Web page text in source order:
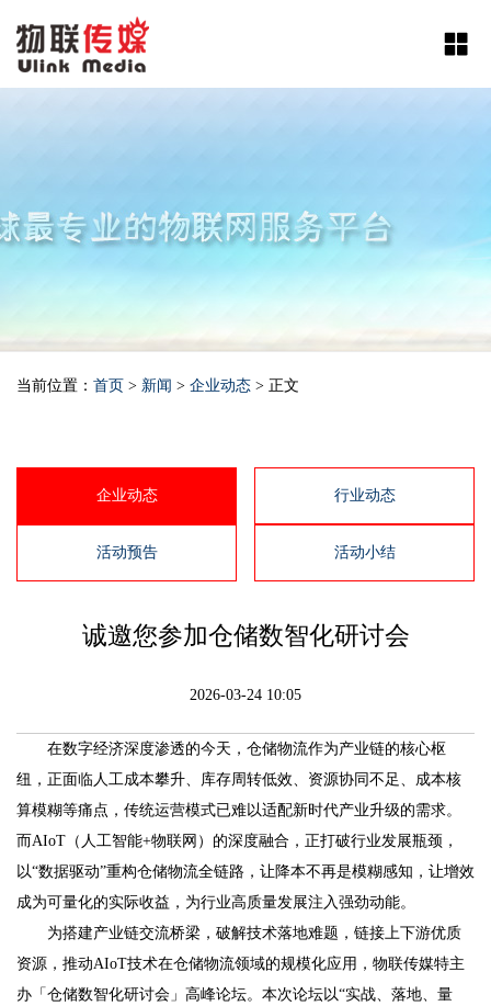
当前位置： 首页 > 新闻 > 企业动态 > 正文
企业动态 行业动态
活动预告 活动小结
诚邀您参加仓储数智化研讨会
2026-03-24 10:05
在数字经济深度渗透的今天，仓储物流作为产业链的核心枢
纽，正面临人工成本攀升、库存周转低效、资源协同不足、成本核
算模糊等痛点，传统运营模式已难以适配新时代产业升级的需求。
而AIoT（人工智能+物联网）的深度融合，正打破行业发展瓶颈，
以“数据驱动”重构仓储物流全链路，让降本不再是模糊感知，让增效
成为可量化的实际收益，为行业高质量发展注入强劲动能。
为搭建产业链交流桥梁，破解技术落地难题，链接上下游优质
资源，推动AIoT技术在仓储物流领域的规模化应用，物联传媒特主
办「仓储数智化研讨会」高峰论坛。本次论坛以“实战、落地、量